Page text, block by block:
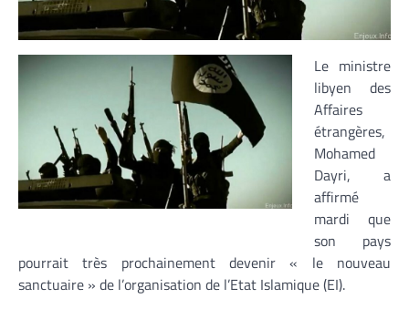
Le ministre
libyen des
Affaires
étrangères,
Mohamed
Dayri, a
affirmé
mardi que
son pays
pourrait très prochainement devenir « le nouveau
sanctuaire » de l’organisation de l’Etat Islamique (EI).